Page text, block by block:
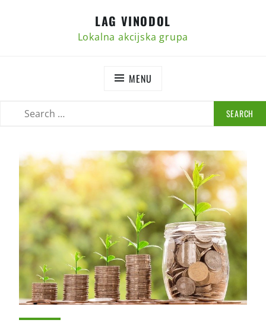
LAG VINODOL
Lokalna akcijska grupa
MENU